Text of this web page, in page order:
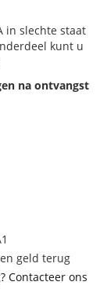
in slechte staat
kunt u
na ontvangst
geld terug
Contacteer ons